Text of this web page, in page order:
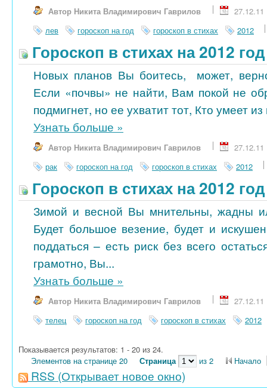
Автор Никита Владимирович Гаврилов
27.12.11
лев
гороскоп на год гороскоп в стихах 2012
Гороскоп в стихах на 2012
Новых планов Вы боитесь, может,
Если «почвы» не найти, Вам покой не
подмигнет, но ее ухватит тот, Кто умеет
Узнать больше »
Автор Никита Владимирович Гаврилов
27.12.11
рак
гороскоп на год гороскоп в стихах 2012
Гороскоп в стихах на 2012
Зимой и весной Вы мнительны, жадны
Будет большое везение, будет и
поддаться – есть риск без всего
грамотно, Вы...
Узнать больше »
Автор Никита Владимирович Гаврилов
27.12.11
телец
гороскоп на год гороскоп в стихах 2012
Показывается результатов: 1 - 20 из 24.
Элементов на странице 20
Страница из 2 Начало
RSS (Открывает новое окно)